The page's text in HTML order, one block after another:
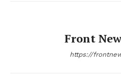
Front
https://